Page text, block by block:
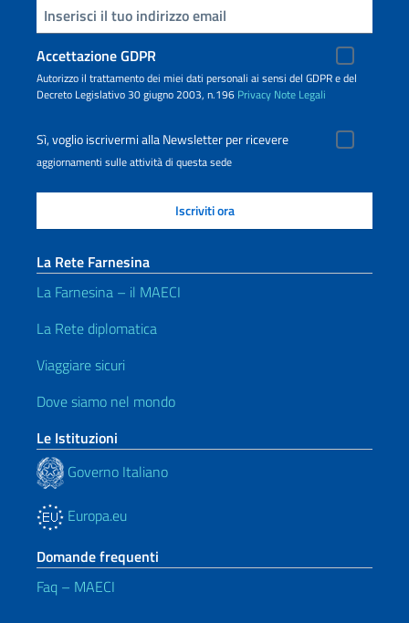
Inserisci la tua email
Accettazione GDPR
Autorizzo il trattamento dei miei dati personali ai sensi del GDPR e del
Decreto Legislativo 30 giugno 2003, n.196 Privacy Note Legali
Sì, voglio iscrivermi alla Newsletter per ricevere
aggiornamenti sulle attività di questa sede
La Rete Farnesina
La Farnesina – il MAECI
La Rete diplomatica
Viaggiare sicuri
Dove siamo nel mondo
Le Istituzioni
Governo Italiano
Europa.eu
Domande frequenti
Faq – MAECI